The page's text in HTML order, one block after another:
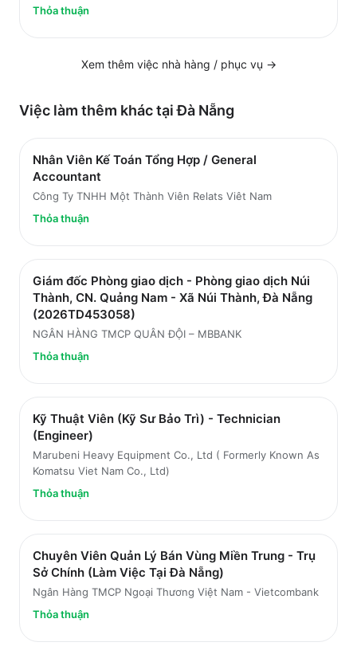
Thỏa thuận
Xem thêm việc nhà hàng / phục vụ →
Việc làm thêm khác tạiĐà Nẵng
Nhân Viên Kế Toán Tổng Hợp / General
Accountant
Công Ty TNHH Một Thành Viên Relats Viêt Nam
Thỏa thuận
Giám đốc Phòng giao dịch - Phòng giao dịch Núi
Thành, CN. Quảng Nam - Xã Núi Thành, Đà Nẵng
(2026TD453058)
NGÂN HÀNG TMCP QUÂN ĐỘI – MBBANK
Thỏa thuận
Kỹ Thuật Viên (Kỹ Sư Bảo Trì) - Technician
(Engineer)
Marubeni Heavy Equipment Co., Ltd ( Formerly Known As
Komatsu Viet Nam Co., Ltd)
Thỏa thuận
Chuyên Viên Quản Lý Bán Vùng Miền Trung - Trụ
Sở Chính (Làm Việc Tại Đà Nẵng)
Ngân Hàng TMCP Ngoại Thương Việt Nam - Vietcombank
Thỏa thuận